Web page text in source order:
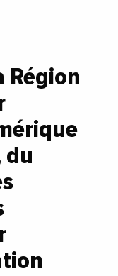
Région
du